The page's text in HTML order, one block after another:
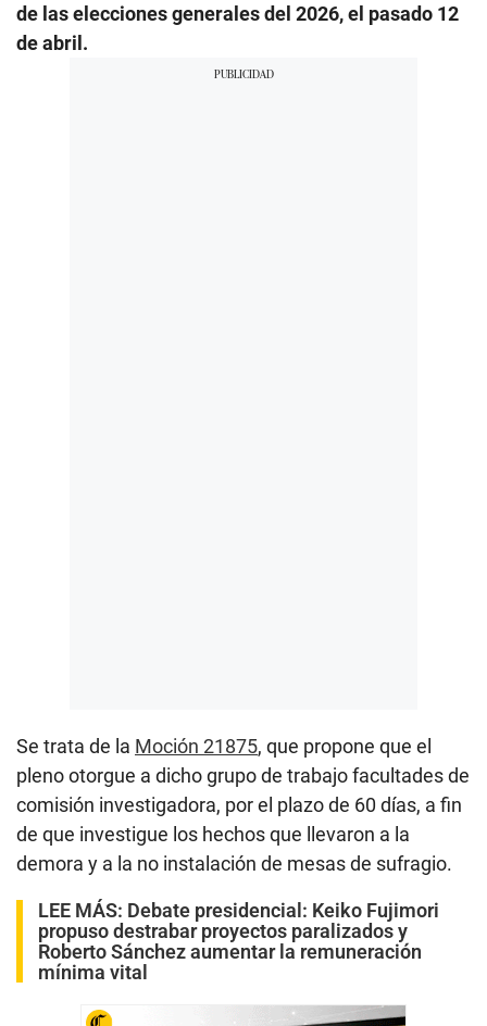
de las elecciones generales del 2026, el pasado 12
de abril.
Se trata de la Moción 21875, que propone que el
pleno otorgue a dicho grupo de trabajo facultades de
comisión investigadora, por el plazo de 60 días, a fin
de que investigue los hechos que llevaron a la
demora y a la no instalación de mesas de sufragio.
LEE MÁS: Debate presidencial: Keiko Fujimori
propuso destrabar proyectos paralizados y
Roberto Sánchez aumentar la remuneración
mínima vital